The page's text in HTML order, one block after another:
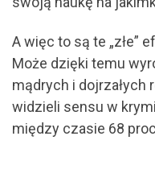
A więc to są te „złe”
Może dzięki temu
mądrych i dojrzałych
widzieli sensu w
między czasie 68